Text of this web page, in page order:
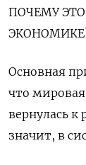
ПОЧЕМУ
Основная
что
вернулась
значит, в